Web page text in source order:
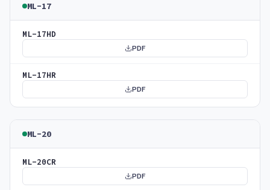
ML-17
ML-17HD
PDF
ML-17HR
PDF
ML-20
ML-20CR
PDF